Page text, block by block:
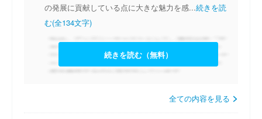
の発展に貢献している点に大きな魅力を感...続きを読
む(全134文字)
続きを読む（無料）
全ての内容を見る